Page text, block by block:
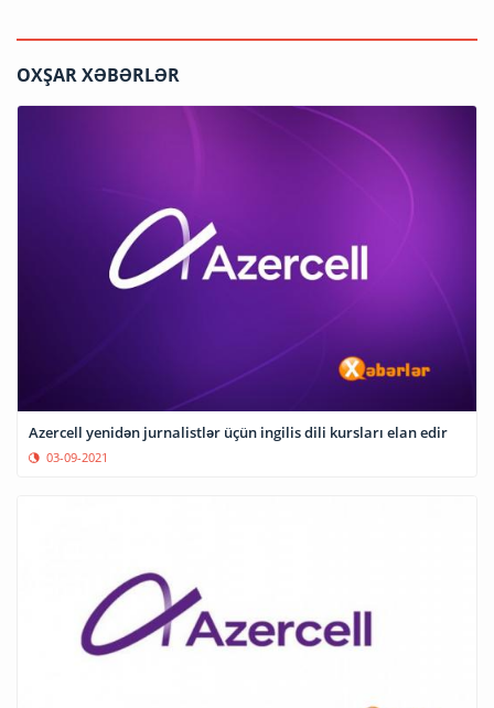
OXŞAR XƏBƏRLƏR
Azercell yenidən jurnalistlər üçün ingilis dili kursları elan edir
03-09-2021